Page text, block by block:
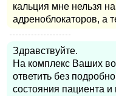
кальция мне нельзя
адреноблокаторов, а
Здравствуйте.
На комплекс Ваших
ответить без
состояния пациента